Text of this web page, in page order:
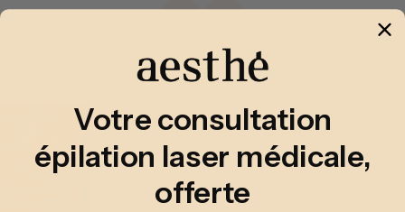
Votre consultation
épilation laser médicale,
offerte